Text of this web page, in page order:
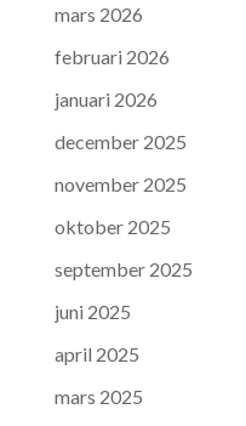
mars 2026
februari 2026
januari 2026
december 2025
november 2025
oktober 2025
september 2025
juni 2025
april 2025
mars 2025